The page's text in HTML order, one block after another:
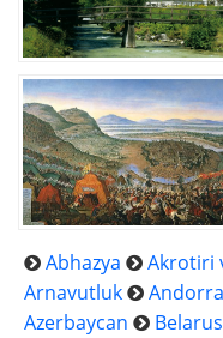
Abhazya Akrotiri
Arnavutluk
Andorra
Azerbaycan
Belarus